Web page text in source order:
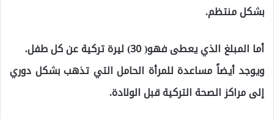
بشكل منتظم.
أما المبلغ الذي يعطى فهو( 30) ليرة تركية عن كل طفل.
ويوجد أيضاً مساعدة للمرأة الحامل التي تذهب بشكل دوري
إلى مراكز الصحة التركية قبل الولادة.